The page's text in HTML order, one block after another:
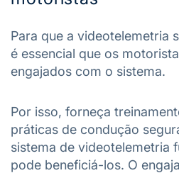
Para que a videotelemetria
é essencial que os
engajados com o sistema.
Por isso, forneça
práticas de condução
sistema de videotelemetria
pode beneficiá-los. O